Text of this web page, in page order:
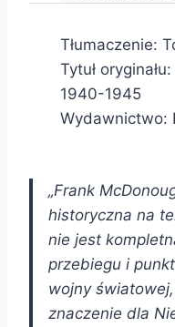
Tłumaczenie:
Tytuł
1940-1945
Wydawnictwo:
„Frank
historyczna na
nie jest
przebiegu i
wojny
znaczenie dla